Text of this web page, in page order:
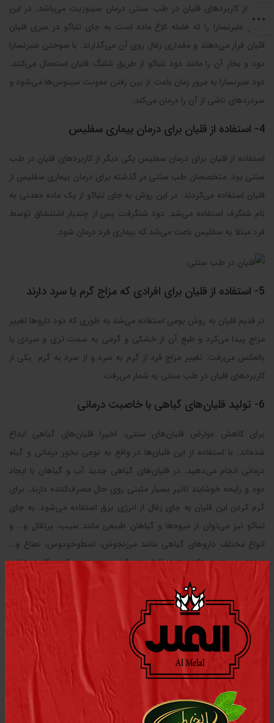
یکی از کاربردهای قلیان در طب سنتی درمان سینوزیت می‌باشد. در این
روش عنبرنسارا را که فضله الاغ ماده است به جای تنباکو در سری قلیان
قلیان قرار می‌دهند و مقداری زغال روی آن می‌گذارند. با سوختن عنبرنسارا
دود و بخار آن را مانند دود تنباکو از طریق شلنگ قلیان استعمال می‌کنند.
دود عنبرنسارا به مرور زمان باعث از بین رفتن عفونت‌ سینوس‌ها می‌شود و
سردردهای ناشی از آن را درمان می‌کند‌.
4- استفاده از قلیان برای درمان بیماری سفلیس
استفاده از قلیان برای درمان سفلیس یکی دیگر از کاربردهای قلیان در طب
سنتی بود. متخصصان طب سنتی در گذشته برای درمان بیماری سفلیس از
قلیان استفاده می‌کردند. در این روش به جای تنباکو از یک ماده‌ معدنی به
نام شنگرف استفاده می‌شد. دود شنگرفت پس از چندبار اشتنشاق توسط
فرد مبتلا به سفلیس باعث می‌شد که بیماری فرد درمان شود.
5- استفاده از قلیان برای افرادی که مزاج گرم یا سرد دارند
در قدیم قلیان به روش بومی استفاده می‌شد به طوری که دود داروها تغییر
مزاج پیدا می‌کرد و طبع آن از خشکی و گرمی به سمت تری و سردی یا
بالعکس می‌رفت. تغییر مزاج فرد از گرم به سرد و از سرد به گرم یکی از
کاربردهای قلیان در طب سنتی به شمار می‌رفت.
6- تولید قلیان‌های گیاهی با خاصیت درمانی
برای کاهش عوارض قلیان‌های سنتی، اخیرا قلیان‌های گیاهی ابداع
شده‌اند. با استفاده از این قلیان‌ها در واقع به نوعی بخور درمانی و گیاه
درمانی انجام می‌دهید. در قلیان‌های گیاهی جدید آب و گیاهان با ایجاد
دود و رایحه خوشایند تاثیر بسیار مثبتی روی حال مصرف‌کننده دارند. برای
گرم کردن این قلیان به جای زغال از انرژی برق استفاده می‌شود‌. به جای
تنباکو نیز می‌توان از میوه‌ها و گیاهان طبیعی مانند سیب، پرتقال و… و
انواع مختلف داروهای گیاهی مانند مرزنجوش، اسطوخودوس، نعناع و…
استفاده می‌شود. نکته مثبت قلیان‌های گیاهی این است که هنگام استفاده
از آن‌ها هیچگونه ماده شیمیایی وارد بدن نمی‌شود زیرا مانند تنباکوهای
میوه‌ای در ترکیبات آن از هیچگونه مواد افزودنی و شیمیایی استفاده نشده
است‌
در این مقاله درباره کاربردهای قلیان در طب سنتی حرف زدیم و توضیح
دادیم که این وسیله اگر به درستی استفاده شود نه تنها برای بدن مضر
نیست بلکه می‌تواند به درمان بیماری‌هایی مانند عفونت ریه، سینوزیت،
سفلیس و همچنین تغییر مزاج افراد از سرد به گرم و از گرم به سرد کمک